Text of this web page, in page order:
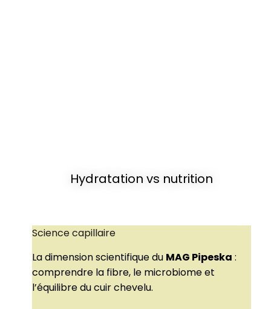
Hydratation vs nutrition
Science capillaire
La dimension scientifique du MAG Pipeska :
comprendre la fibre, le microbiome et
l’équilibre du cuir chevelu.